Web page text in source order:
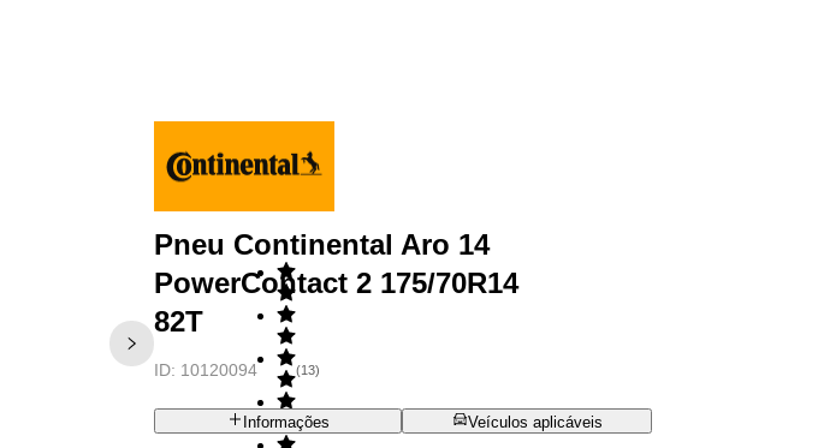
Pneu Continental Aro 14
PowerContact 2 175/70R14
82T
ID: 10120094 (13)
Informações Veículos aplicáveis